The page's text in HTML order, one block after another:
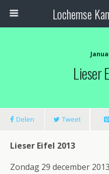
Lochemse
Lieser
Delen Tweet
Lieser Eifel 2013
Zondag 29 december